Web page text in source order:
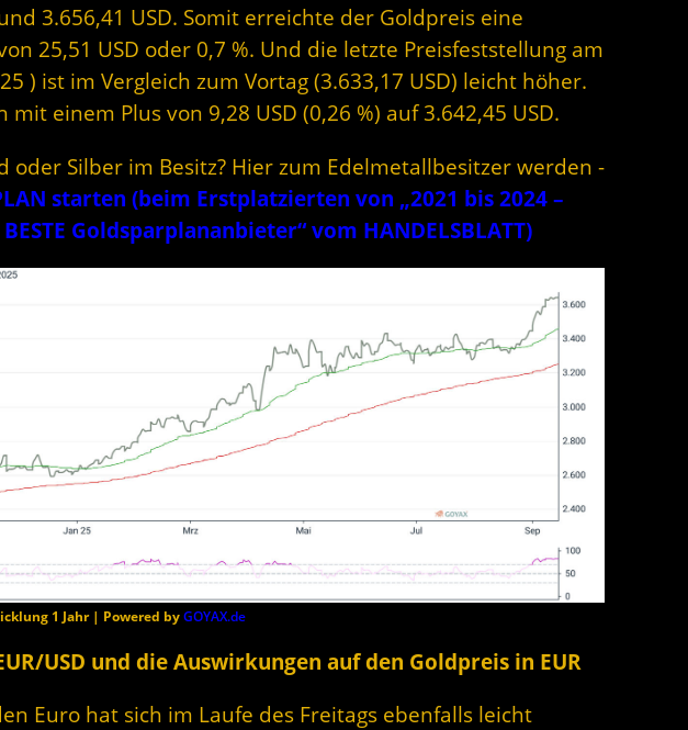
3.656,41 USD. Somit erreichte der Goldpreis eine
25,51 USD oder 0,7 %. Und die letzte Preisfeststellung am
) ist im Vergleich zum Vortag (3.633,17 USD) leicht höher.
mit einem Plus von 9,28 USD (0,26 %) auf 3.642,45 USD.
oder Silber im Besitz? Hier zum Edelmetallbesitzer werden -
starten (beim Erstplatzierten von „2021 bis 2024 –
Goldsparplananbieter“ vom HANDELSBLATT)
1 Jahr | Powered byGOYAX.de
USD und die Auswirkungen auf den Goldpreis in EUR
Euro hat sich im Laufe des Freitags ebenfalls leicht